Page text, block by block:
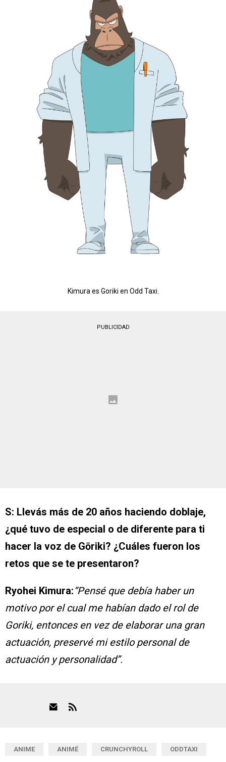
Kimura es Goriki en Odd Taxi.
PUBLICIDAD
S: Llevás más de 20 años haciendo doblaje,
¿qué tuvo de especial o de diferente para ti
hacer la voz de Gōriki? ¿Cuáles fueron los
retos que se te presentaron?
Ryohei Kimura:“Pensé que debía haber un
motivo por el cual me habían dado el rol de
Goriki, entonces en vez de elaborar una gran
actuación, preservé mi estilo personal de
actuación y personalidad”.
ANIME ANIMÉ CRUNCHYROLL ODDTAXI